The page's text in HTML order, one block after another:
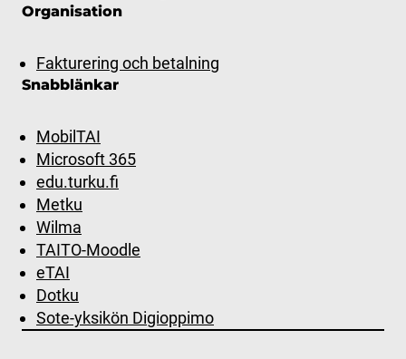
Organisation
Fakturering och betalning
Snabblänkar
MobilTAI
Microsoft 365
edu.turku.fi
Metku
Wilma
TAITO-Moodle
eTAI
Dotku
Sote-yksikön Digioppimo